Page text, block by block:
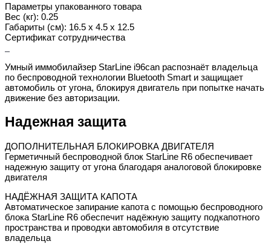
Параметры упакованного товара
Вес (кг): 0.25
Габариты (см): 16.5 х 4.5 х 12.5
Сертификат сотрудничества
Умный иммобилайзер StarLine i96can распознаёт владельца
по беспроводной технологии Bluetooth Smart и защищает
автомобиль от угона, блокируя двигатель при попытке начать
движение без авторизации.
Надежная защита
ДОПОЛНИТЕЛЬНАЯ БЛОКИРОВКА ДВИГАТЕЛЯ
Герметичный беспроводной блок StarLine R6 обеспечивает
надежную защиту от угона благодаря аналоговой блокировке
двигателя
НАДЁЖНАЯ ЗАЩИТА КАПОТА
Автоматическое запирание капота с помощью беспроводного
блока StarLine R6 обеспечит надёжную защиту подкапотного
пространства и проводки автомобиля в отсутствие
владельца